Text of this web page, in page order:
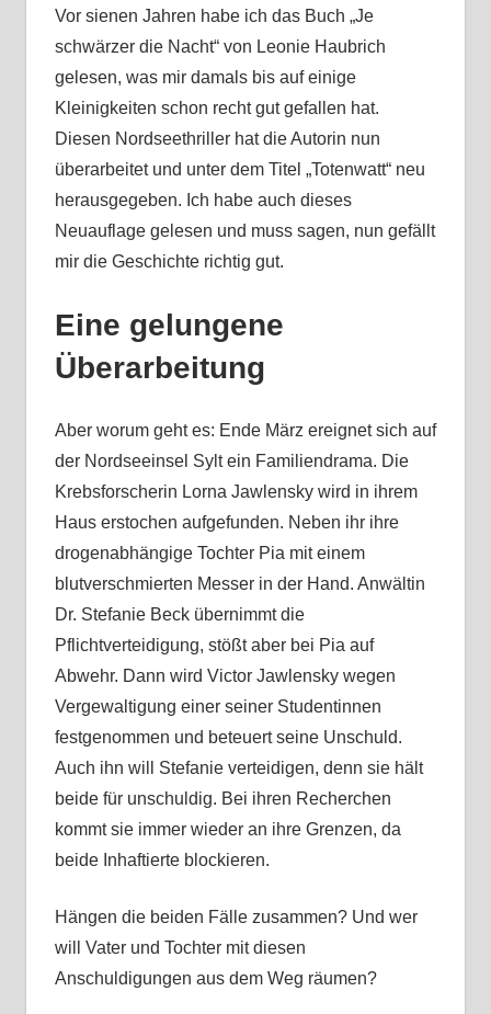
Vor sienen Jahren habe ich das Buch „Je
schwärzer die Nacht“ von Leonie Haubrich
gelesen, was mir damals bis auf einige
Kleinigkeiten schon recht gut gefallen hat.
Diesen Nordseethriller hat die Autorin nun
überarbeitet und unter dem Titel „Totenwatt“ neu
herausgegeben. Ich habe auch dieses
Neuauflage gelesen und muss sagen, nun gefällt
mir die Geschichte richtig gut.
Eine gelungene
Überarbeitung
Aber worum geht es: Ende März ereignet sich auf
der Nordseeinsel Sylt ein Familiendrama. Die
Krebsforscherin Lorna Jawlensky wird in ihrem
Haus erstochen aufgefunden. Neben ihr ihre
drogenabhängige Tochter Pia mit einem
blutverschmierten Messer in der Hand. Anwältin
Dr. Stefanie Beck übernimmt die
Pflichtverteidigung, stößt aber bei Pia auf
Abwehr. Dann wird Victor Jawlensky wegen
Vergewaltigung einer seiner Studentinnen
festgenommen und beteuert seine Unschuld.
Auch ihn will Stefanie verteidigen, denn sie hält
beide für unschuldig. Bei ihren Recherchen
kommt sie immer wieder an ihre Grenzen, da
beide Inhaftierte blockieren.
Hängen die beiden Fälle zusammen? Und wer
will Vater und Tochter mit diesen
Anschuldigungen aus dem Weg räumen?